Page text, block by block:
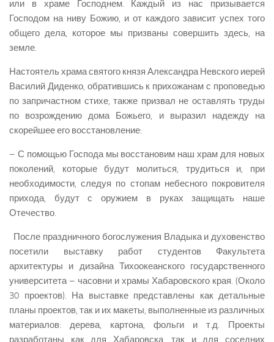
или в храме Господнем. Каждый из нас призывается
Господом на ниву Божию, и от каждого зависит успех того
общего дела, которое мы призваны совершить здесь, на
земле.
Настоятель храма святого князя Александра Невского иерей
Василий Диденко, обратившись к прихожанам с проповедью
по запричастном стихе, также призвал не оставлять труды
по возрождению дома Божьего, и выразил надежду на
скорейшее его восстановление:
– С помощью Господа мы восстановим наш храм для новых
поколений, которые будут молиться, трудиться и, при
необходимости, следуя по стопам небесного покровителя
прихода, будут с оружием в руках защищать наше
Отечество.
После праздничного богослужения Владыка и духовенство
посетили выставку работ студентов Факультета
архитектуры и дизайна Тихоокеанского государственного
университета – часовни и храмы Хабаровского края. (Около
30 проектов). На выставке представлены как детальные
планы проектов, так и их макеты, выполненные из различных
материалов: дерева, картона, фольги и т.д. Проекты
разработаны как для Хабаровска, так и для соседних